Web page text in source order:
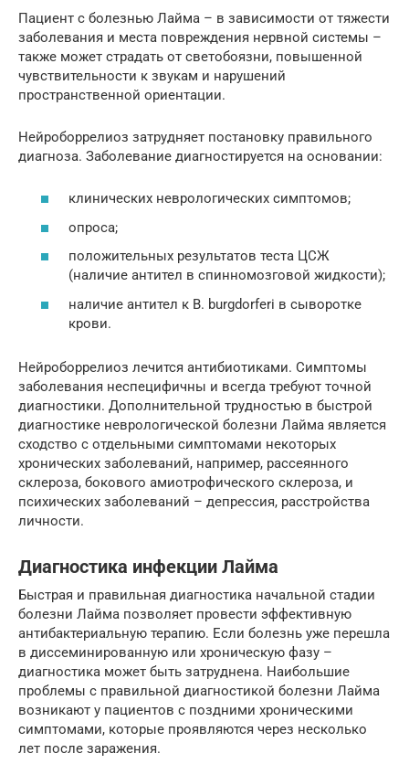
Пациент с болезнью Лайма – в зависимости от тяжести
заболевания и места повреждения нервной системы –
также может страдать от светобоязни, повышенной
чувствительности к звукам и нарушений
пространственной ориентации.
Нейроборрелиоз затрудняет постановку правильного
диагноза. Заболевание диагностируется на основании:
клинических неврологических симптомов;
опроса;
положительных результатов теста ЦСЖ
(наличие антител в спинномозговой жидкости);
наличие антител к B. burgdorferi в сыворотке
крови.
Нейроборрелиоз лечится антибиотиками. Симптомы
заболевания неспецифичны и всегда требуют точной
диагностики. Дополнительной трудностью в быстрой
диагностике неврологической болезни Лайма является
сходство с отдельными симптомами некоторых
хронических заболеваний, например, рассеянного
склероза, бокового амиотрофического склероза, и
психических заболеваний – депрессия, расстройства
личности.
Диагностика инфекции Лайма
Быстрая и правильная диагностика начальной стадии
болезни Лайма позволяет провести эффективную
антибактериальную терапию. Если болезнь уже перешла
в диссеминированную или хроническую фазу –
диагностика может быть затруднена. Наибольшие
проблемы с правильной диагностикой болезни Лайма
возникают у пациентов с поздними хроническими
симптомами, которые проявляются через несколько
лет после заражения.